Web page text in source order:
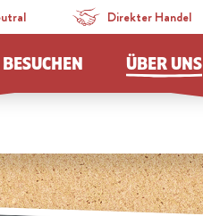
Direkter Handel
BESUCHEN ÜBER UNS